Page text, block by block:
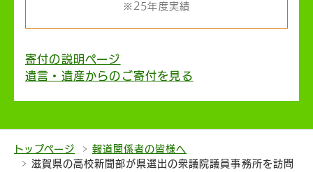
※25年度実績
寄付の説明ページ
遺言・遺産からのご寄付を見る
トップページ
報道関係者の皆様へ
滋賀県の高校新聞部が県選出の衆議院議員事務所を訪問